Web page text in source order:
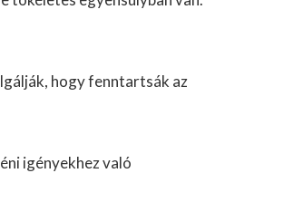
hogy fenntartsák az
igényekhez való